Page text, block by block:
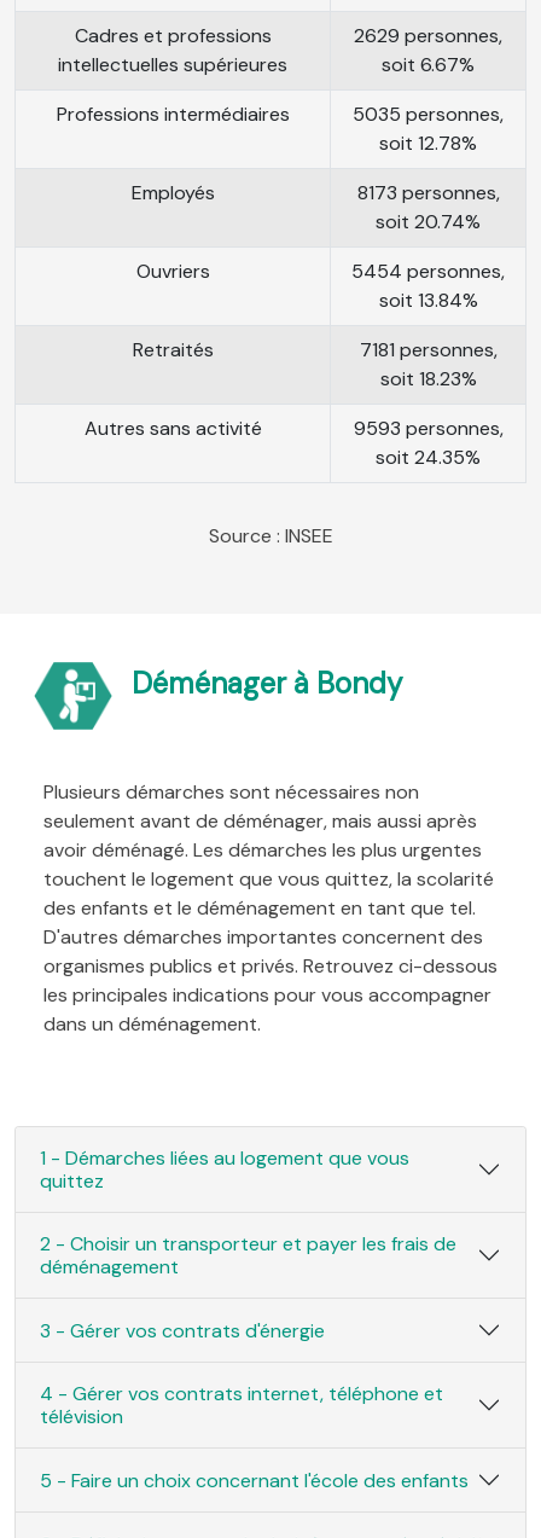
Cadres et professions
intellectuelles supérieures
2629 personnes,
soit 6.67%
Professions intermédiaires
5035 personnes,
soit 12.78%
Employés
8173 personnes,
soit 20.74%
Ouvriers
5454 personnes,
soit 13.84%
Retraités
7181 personnes,
soit 18.23%
Autres sans activité
9593 personnes,
soit 24.35%
Source : INSEE
Déménager à Bondy
Plusieurs démarches sont nécessaires non
seulement avant de déménager, mais aussi après
avoir déménagé. Les démarches les plus urgentes
touchent le logement que vous quittez, la scolarité
des enfants et le déménagement en tant que tel.
D'autres démarches importantes concernent des
organismes publics et privés. Retrouvez ci-dessous
les principales indications pour vous accompagner
dans un déménagement.
1 - Démarches liées au logement que vous
quittez
2 - Choisir un transporteur et payer les frais de
déménagement
3 - Gérer vos contrats d'énergie
4 - Gérer vos contrats internet, téléphone et
télévision
5 - Faire un choix concernant l'école des enfants